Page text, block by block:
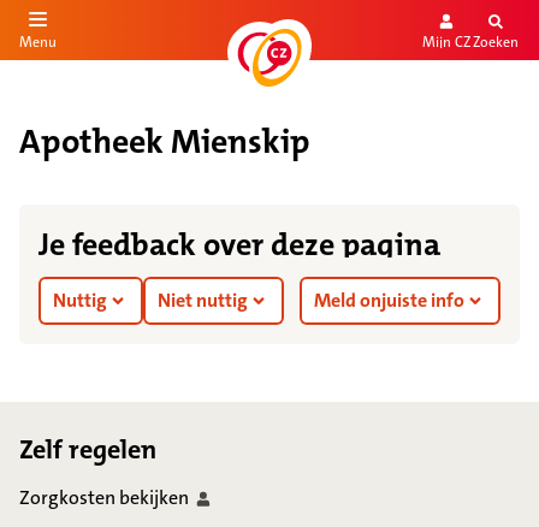
de inhoud
Menu Mijn CZZoeken
Apotheek Mienskip
Je feedback over deze pagina
Nuttig Niet nuttig Meld onjuiste info
Zelf regelen
Zorgkosten bekijken